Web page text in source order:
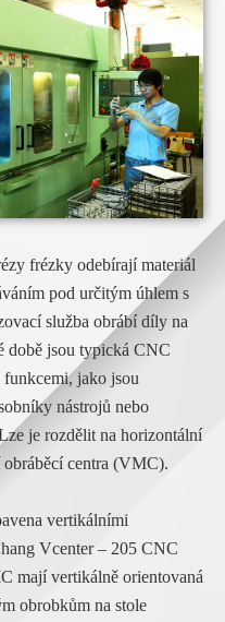
frézky odebírají materiál
pod určitým úhlem s
služba obrábí díly na
době jsou typická CNC
jako jsou
nástrojů nebo
je rozdělit na horizontální
centra (VMC).
vertikálními
Vcenter – 205 CNC
mají vertikálně orientovaná
obrobkům na stole